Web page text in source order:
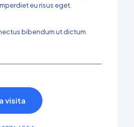
eu risus eget.
bibendum ut dictum
visita